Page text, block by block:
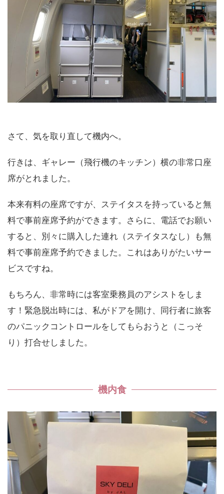
さて、気を取り直して機内へ。
行きは、ギャレー（飛行機のキッチン）横の非常口座
席がとれました。
本来有料の座席ですが、ステイタスを持っていると無
料で事前座席予約ができます。さらに、電話でお願い
すると、別々に購入した連れ（ステイタスなし）も無
料で事前座席予約できました。これはありがたいサー
ビスですね。
もちろん、非常時には客室乗務員のアシストをしま
す！緊急脱出時には、私がドアを開け、同行者に旅客
のパニックコントロールをしてもらおうと（こっそ
り）打合せしました。
機内食